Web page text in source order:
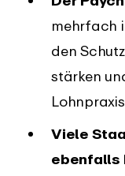
mehrfach
den
stärken
Viele
ebenfalls